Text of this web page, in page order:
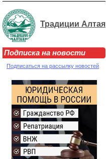
Традиции Алтая
Подписка на новости
Подписаться на рассылку новостей